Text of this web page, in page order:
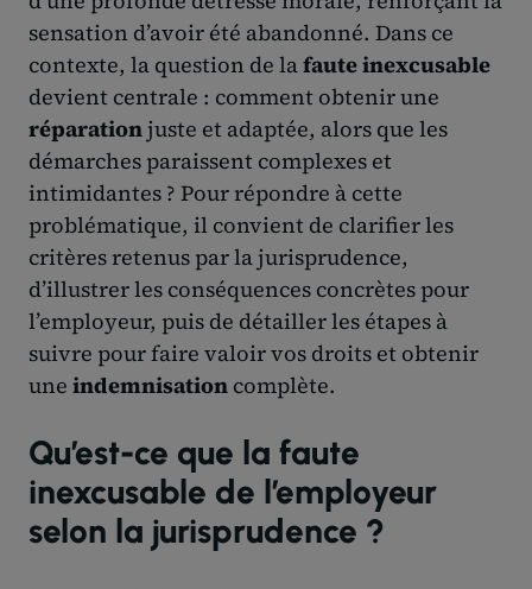
sensation d’avoir été abandonné. Dans ce
contexte, la question de lafaute inexcusable
devient centrale : comment obtenir une
réparationjuste et adaptée, alors que les
démarches paraissent complexes et
intimidantes ? Pour répondre à cette
problématique, il convient de clarifier les
critères retenus par la jurisprudence,
d’illustrer les conséquences concrètes pour
l’employeur, puis de détailler les étapes à
suivre pour faire valoir vos droits et obtenir
une indemnisation complète.
Qu’est-ce que la faute
inexcusable de l’employeur
selon la jurisprudence ?